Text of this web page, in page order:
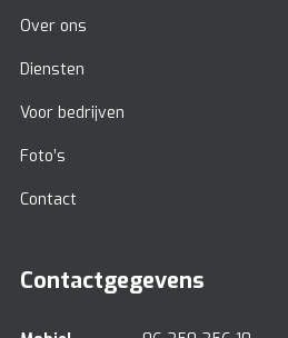
Over ons
Diensten
Voor bedrijven
Foto’s
Contact
Contactgegevens